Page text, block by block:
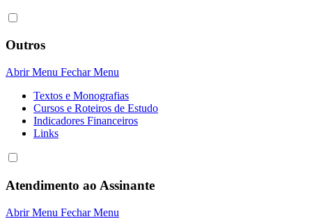
Outros
Abrir Menu Fechar Menu
Textos e Monografias
Cursos e Roteiros de Estudo
Indicadores Financeiros
Links
Atendimento ao Assinante
Abrir Menu Fechar Menu